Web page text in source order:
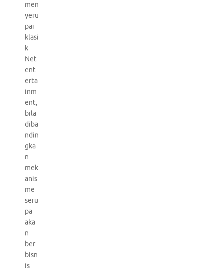
men
yeru
pai
klasi
k
Net
ent
erta
inm
ent,
bila
diba
ndin
gka
n
mek
anis
me
seru
pa
aka
n
ber
bisn
is